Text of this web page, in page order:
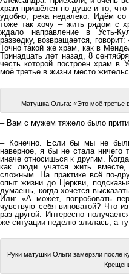
храм пришёлся по душе и то,
удобно, река недалеко. Идём
тоже так хочу – жить рядом с
ждало направление в Усть-
разведку, возвращается,
Точно такой же храм, как в
Тринадцать лет назад, 8
честь которой построен храм в
моё третье в жизни место
Матушка Ольга: «Это моё третье
– Вам с мужем тяжело было
– Конечно. Если бы мы не
наверное, я бы не стала ничего
иначе относишься к другим.
как люди учатся жить
сложным. На практике всё по-
опыт жизни до Церкви,
думаешь, когда хочется
Или: «А может, попробовать
чувствую себя виноватой? Что
раз-другой. Интересно
же ситуации неделю злилась, а
Руки матушки Ольги замерзли после